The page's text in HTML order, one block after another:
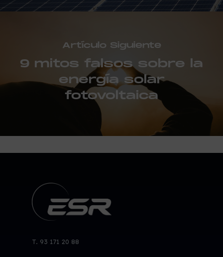
Artículo Siguiente
9 mitos falsos sobre la
energía solar
fotovoltaica
T. 93 171 20 88